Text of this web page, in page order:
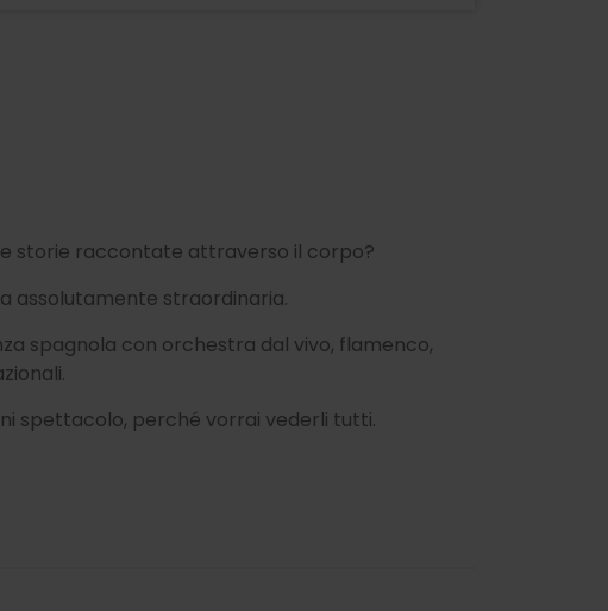
storie raccontate attraverso il corpo?
assolutamente straordinaria.
spagnola con orchestra dal vivo, flamenco,
spettacolo, perché vorrai vederli tutti.